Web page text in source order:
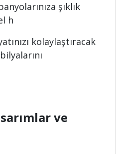
şıklık
h
kolaylaştıracak
ve